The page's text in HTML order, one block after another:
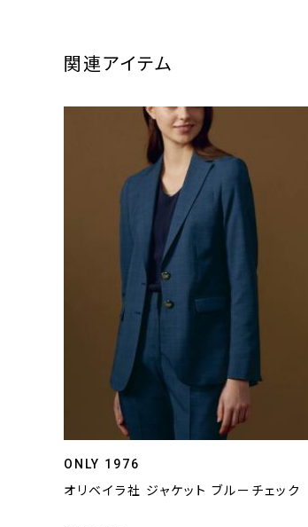
関連アイテム
ONLY 1976
オリベイラ社 ジャケット ブルーチェック